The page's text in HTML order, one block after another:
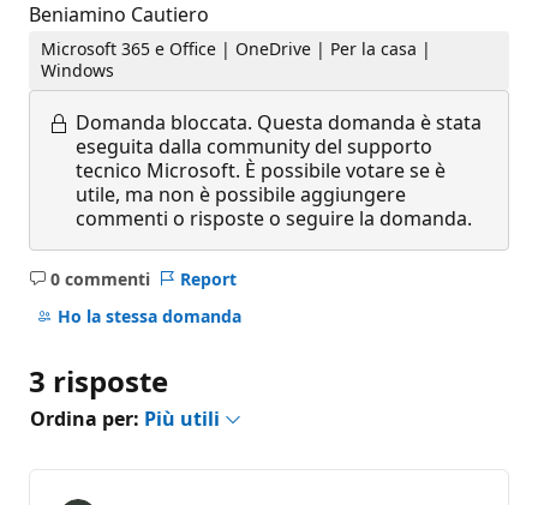
Beniamino Cautiero
Microsoft 365 e Office | OneDrive | Per la casa |
Windows
Domanda bloccata. Questa domanda è stata
eseguita dalla community del supporto
tecnico Microsoft. È possibile votare se è
utile, ma non è possibile aggiungere
commenti o risposte o seguire la domanda.
0 commenti
Nessun
commento
Report
Ho la stessa domanda
3 risposte
Ordina per: Più utili